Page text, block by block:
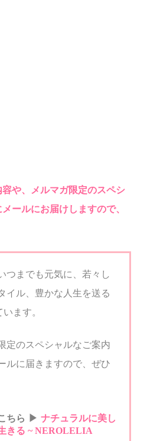
容や、メルマガ限定のスペシ
ールにお届けしますので、
つまでも元気に、若々し
イル、豊かな人生を送る
ます。
定のスペシャルなご案内
ルに届きますので、ぜひ
ちら ▶︎ ナチュラルに美し
きる ~ NEROLELIA